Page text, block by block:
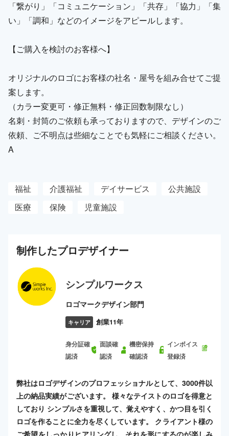
「繋がり」「コミュニケーション」「共存」「協力」「集
い」「調和」などのイメージをアピールします。
【ご購入を検討のお客様へ】
オリジナルのロゴにお客様の社名・屋号を組み合せてご提
案します。
（カラー変更可・修正無料・修正回数制限なし）
名刺・封筒のご依頼も承っておりますので、デザインのご
依頼、ご不明点は些細なことでも気軽にご相談ください。
A
福祉 介護福祉 デイサービス
公共施設
医療
保険 児童施設
制作したプロデザイナー
シンプルワークス
ロゴマークデザイン部門
キャリア 創業11年
身分証確
認済
面談確
認済
機密保持
確認済
インボイス
登録済
弊社はロゴデザインのプロフェッショナルとして、3000件以
上の納品実績がございます。 様々なテイストのロゴを得意と
しており シンプルさを重視して、覚えやすく、かつ目を引く
ロゴを作ることに全力を尽くしています。 クライアント様の
ご希望をしっかりヒアリングし、それを形にするのが楽しみ